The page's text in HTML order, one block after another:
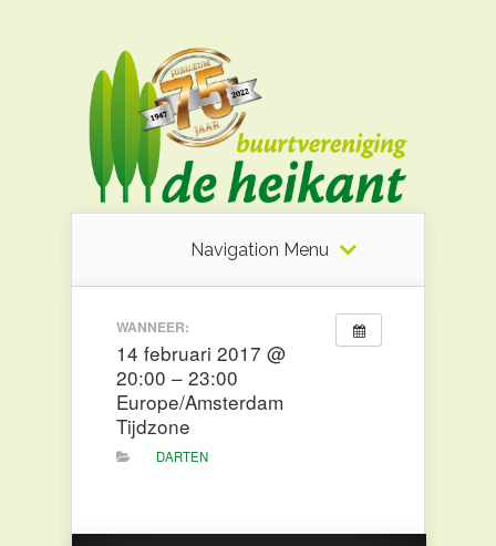
Navigation Menu
WANNEER:
14 februari 2017 @
20:00 – 23:00
Europe/Amsterdam
Tijdzone
DARTEN